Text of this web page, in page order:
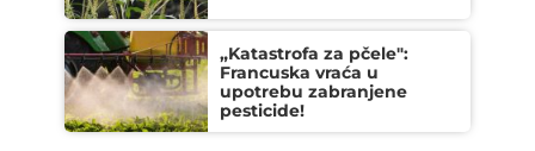
„Katastrofa za pčele":
Francuska vraća u
upotrebu zabranjene
pesticide!